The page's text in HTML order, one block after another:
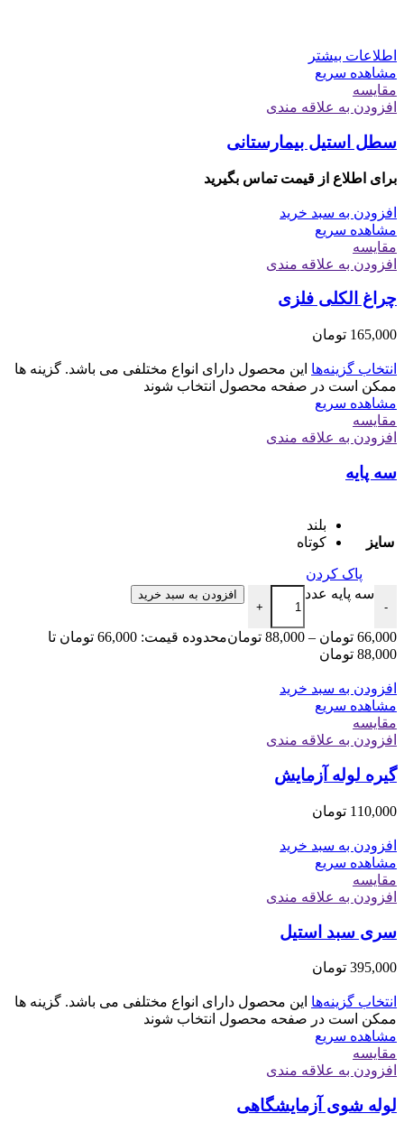
اطلاعات بیشتر
مشاهده سریع
مقایسه
افزودن به علاقه مندی
سطل استیل بیمارستانی
برای اطلاع از قیمت تماس بگیرید
افزودن به سبد خرید
مشاهده سریع
مقایسه
افزودن به علاقه مندی
چراغ الکلی فلزی
165,000 تومان
انتخاب گزینه‌ها این محصول دارای انواع مختلفی می باشد. گزینه ها
ممکن است در صفحه محصول انتخاب شوند
مشاهده سریع
مقایسه
افزودن به علاقه مندی
سه پایه
سایز
بلند
کوتاه
پاک کردن
-
سه پایه عدد
+
افزودن به سبد خرید
66,000 تومان –
88,000 تومان
محدوده قیمت: 66,000 تومان تا
88,000 تومان
افزودن به سبد خرید
مشاهده سریع
مقایسه
افزودن به علاقه مندی
گیره لوله آزمایش
110,000 تومان
افزودن به سبد خرید
مشاهده سریع
مقایسه
افزودن به علاقه مندی
سری سبد استیل
395,000 تومان
انتخاب گزینه‌ها این محصول دارای انواع مختلفی می باشد. گزینه ها
ممکن است در صفحه محصول انتخاب شوند
مشاهده سریع
مقایسه
افزودن به علاقه مندی
لوله شوی آزمایشگاهی